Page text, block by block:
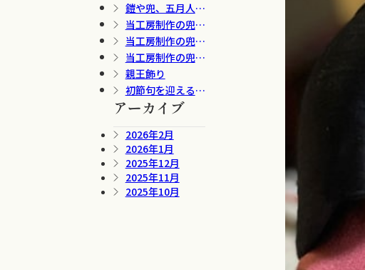
鎧や兜、五月人形
を飾る意味
当工房制作の兜で
す。当工房制作の兜で
す。当工房制作の兜で
す。親王飾り
初節句を迎えるお
子さまを想って
アーカイブ
2026年2月
2026年1月
2025年12月
2025年11月
2025年10月